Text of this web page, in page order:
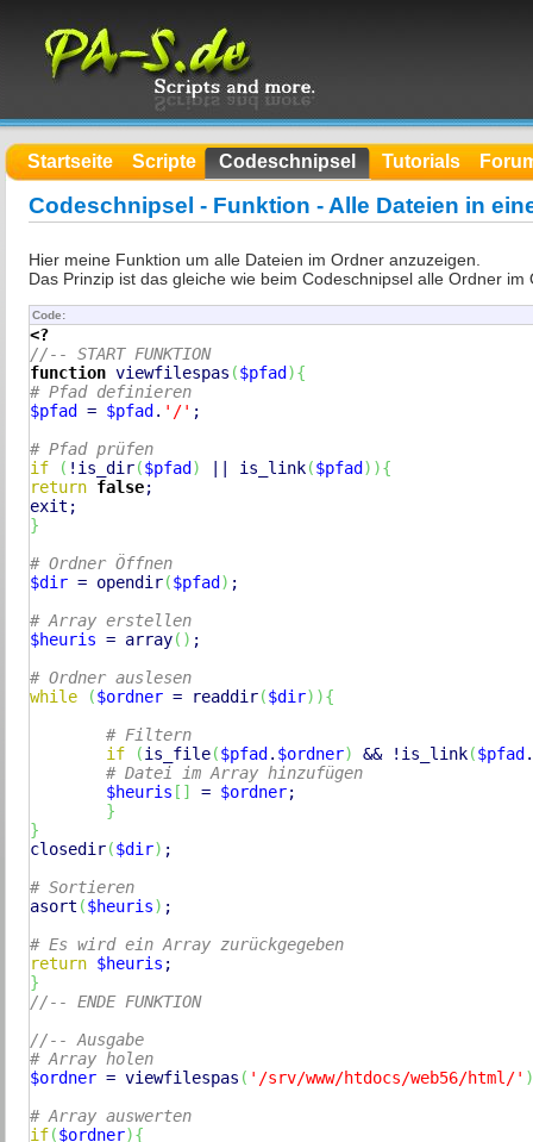
Startseite Scripte Codeschnipsel Tutorials
Codeschnipsel - Funktion - Alle Dateien in
Hier meine Funktion um alle Dateien im Ordner anzuzeigen.
Das Prinzip ist das gleiche wie beim Codeschnipsel alle Ordner im
Code:
<?
//-- START FUNKTION
function viewfilespas ($pfad ){
# Pfad definieren
$pfad
= $pfad . '/' ;
# Pfad prüfen
if
( ! is_dir($pfad ) is_link($pfad ) ){
return false
exit
}
# Ordner Öffnen
$dir = opendir($pfad ) ;
# Array erstellen
$heuris = array( ) ;
# Ordner auslesen
while
($ordner = readdir($dir) ){
# Filtern
if
(is_file($pfad . $ordner) && ! is_link($pfad .
# Datei im Array hinzufügen
$heuris [ ] = $ordner;
}
}
closedir($dir) ;
# Sortieren
asort ($heuris) ;
# Es wird ein Array zurückgegeben
return $heuris
}
//-- ENDE FUNKTION
//-- Ausgabe
# Array holen
$ordner = viewfilespas ( '/srv/www/htdocs/web56/html/' )
# Array auswerten
if($ordner){